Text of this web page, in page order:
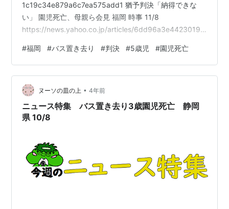
1c19c34e879a6c7ea575add1 猶予判決「納得できな
い」 園児死亡、母親ら会見 福岡 時事 11/8
https://news.yahoo.co.jp/articles/6dd96a3e44230191
ず償い続ける」有罪判決を受けた園長が語ったこと～福
岡5歳児バス置き去り死 rkb 11/8
https://news.yahoo.co.jp/ar…
#福岡 #バス置き去り #判決 #5歳児 #園児死亡
ヌーソの皿の上 • 4年前
ニュース特集 バス置き去り3歳園児死亡 静岡
県 10/8